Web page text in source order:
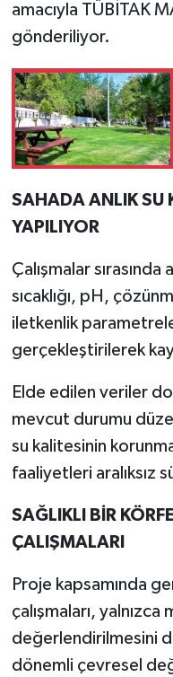
amacıyla TÜBİTAK
gönderiliyor.
SAHADA ANLIK SU
YAPILIYOR
Çalışmalar
sıcaklığı, pH,
iletkenlik
gerçekleştirilerek
Elde edilen veriler
mevcut durumu
su kalitesinin
faaliyetleri aralıksız
SAĞLIKLI BİR
ÇALIŞMALARI
Proje kapsamında
çalışmaları,
değerlendirilmesini
dönemli çevresel